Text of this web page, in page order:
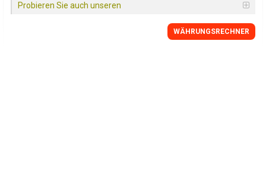
Probieren Sie auch unseren
WÄHRUNGSRECHNER